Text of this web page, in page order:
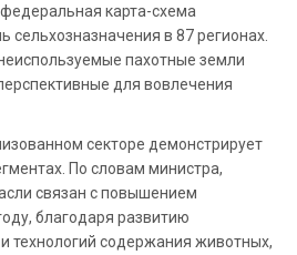
карта-схема
сельхозназначения в 87 регионах.
пахотные земли
для вовлечения
секторе демонстрирует
По словам министра,
связан с повышением
благодаря развитию
технологий содержания животных,